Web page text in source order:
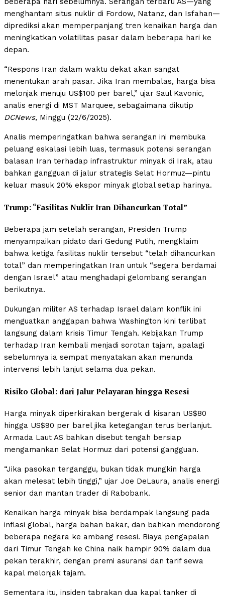
menghantam situs nuklir di Fordow, Natanz, dan Isfahan—
diprediksi akan memperpanjang tren kenaikan harga dan
meningkatkan volatilitas pasar dalam beberapa hari ke
depan.
“Respons Iran dalam waktu dekat akan sangat
menentukan arah pasar. Jika Iran membalas, harga bisa
melonjak menuju US$100 per barel,” ujar Saul Kavonic,
analis energi di MST Marquee, sebagaimana dikutip
DCNews, Minggu (22/6/2025).
Analis memperingatkan bahwa serangan ini membuka
peluang eskalasi lebih luas, termasuk potensi serangan
balasan Iran terhadap infrastruktur minyak di Irak, atau
bahkan gangguan di jalur strategis Selat Hormuz—pintu
keluar masuk 20% ekspor minyak global setiap harinya.
Trump: “Fasilitas Nuklir Iran Dihancurkan Total”
Beberapa jam setelah serangan, Presiden Trump
menyampaikan pidato dari Gedung Putih, mengklaim
bahwa ketiga fasilitas nuklir tersebut “telah dihancurkan
total” dan memperingatkan Iran untuk “segera berdamai
dengan Israel” atau menghadapi gelombang serangan
berikutnya.
Dukungan militer AS terhadap Israel dalam konflik ini
menguatkan anggapan bahwa Washington kini terlibat
langsung dalam krisis Timur Tengah. Kebijakan Trump
terhadap Iran kembali menjadi sorotan tajam, apalagi
sebelumnya ia sempat menyatakan akan menunda
intervensi lebih lanjut selama dua pekan.
Risiko Global: dari Jalur Pelayaran hingga Resesi
Harga minyak diperkirakan bergerak di kisaran US$80
hingga US$90 per barel jika ketegangan terus berlanjut.
Armada Laut AS bahkan disebut tengah bersiap
mengamankan Selat Hormuz dari potensi gangguan.
“Jika pasokan terganggu, bukan tidak mungkin harga
akan melesat lebih tinggi,” ujar Joe DeLaura, analis energi
senior dan mantan trader di Rabobank.
Kenaikan harga minyak bisa berdampak langsung pada
inflasi global, harga bahan bakar, dan bahkan mendorong
beberapa negara ke ambang resesi. Biaya pengapalan
dari Timur Tengah ke China naik hampir 90% dalam dua
pekan terakhir, dengan premi asuransi dan tarif sewa
kapal melonjak tajam.
Sementara itu, insiden tabrakan dua kapal tanker di